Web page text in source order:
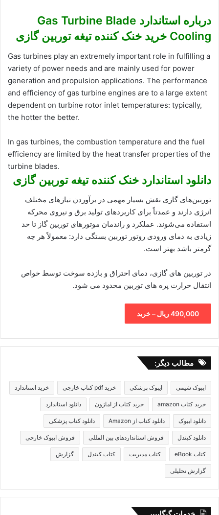
درباره استاندارد Gas Turbine Blade
Cooling خرید خنک کننده تیغه توربین گازی
Gas turbines play an extremely important role in fulfilling a
variety of power needs and are mainly used for power
generation and propulsion applications. The performance
and efficiency of gas turbine engines are to a large extent
dependent on turbine rotor inlet temperatures: typically,
the hotter the better.
In gas turbines, the combustion temperature and the fuel
efficiency are limited by the heat transfer properties of the
turbine blades.
دانلود استاندارد خنک کننده تیغه توربین گازی
توربین‌های گازی نقش بسیار مهمی در برآوردن نیازهای مختلف
انرژی دارند و عمدتاً برای کاربردهای تولید برق و نیروی محرکه
استفاده می‌شوند. عملکرد و راندمان موتورهای توربین گاز تا حد
زیادی به دمای ورودی روتور توربین بستگی دارد: معمولاً هر چه
گرمتر باشد بهتر است.
در توربین های گازی، دمای احتراق و بازده سوخت توسط خواص
انتقال حرارت پره های توربین محدود می شود.
490,000 ریال – خرید
مطالب دیگر:
ایبوک شیمی ایبوک پزشکی خرید pdf کتاب خارجی خرید استاندارد
خرید کتاب amazon خرید کتاب از امازون دانلود استاندارد
دانلود ایبوک دانلود کتاب از Amazon دانلود کتاب پزشکی
دانلود کیندل فروش استانداردهای بین المللی فروش ایبوک خارجی
کتاب eBook کتاب مدیریت کتاب کیندل گزارش
گزارش تحلیلی